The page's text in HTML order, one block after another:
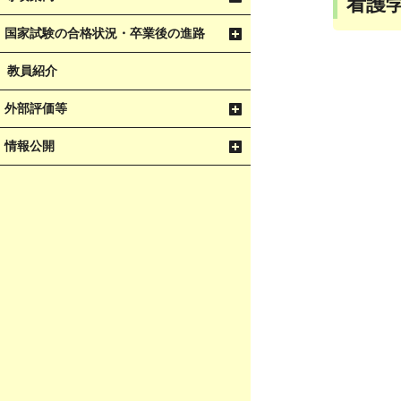
国家試験の合格状況・卒業後の進路
教員紹介
外部評価等
情報公開